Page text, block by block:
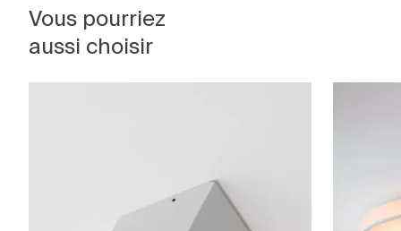
Vous pourriez
aussi choisir